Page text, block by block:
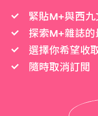
緊貼M+與西
探索M+雜誌
選擇你希望收
隨時取消訂閲